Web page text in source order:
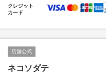
クレジット
カード
店舗公式
ネコソダテ